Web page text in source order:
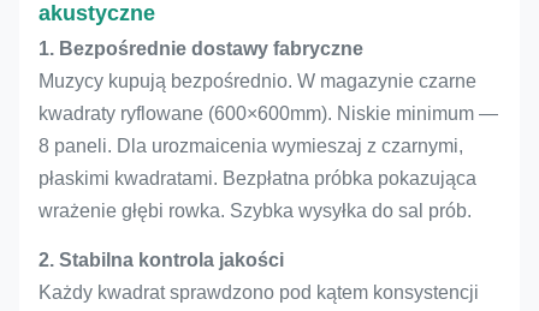
akustyczne
1. Bezpośrednie dostawy fabryczne
Muzycy kupują bezpośrednio. W magazynie czarne
kwadraty ryflowane (600×600mm). Niskie minimum —
8 paneli. Dla urozmaicenia wymieszaj z czarnymi,
płaskimi kwadratami. Bezpłatna próbka pokazująca
wrażenie głębi rowka. Szybka wysyłka do sal prób.
2. Stabilna kontrola jakości
Każdy kwadrat sprawdzono pod kątem konsystencji